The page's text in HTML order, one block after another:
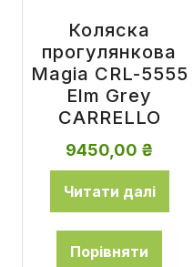
Коляска
прогулянкова
Magia CRL-5555
Elm Grey
CARRELLO
9450,00 ₴
Читати далі
Порівняти